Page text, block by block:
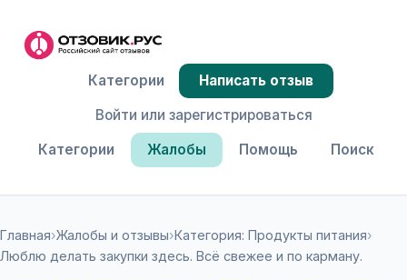
Категории Жалобы Помощь Поиск
Категории
Написать отзыв
Войти или зарегистрироваться
Главная›Жалобы и отзывы›Категория: Продукты питания›
Люблю делать закупки здесь. Всё свежее и по карману.